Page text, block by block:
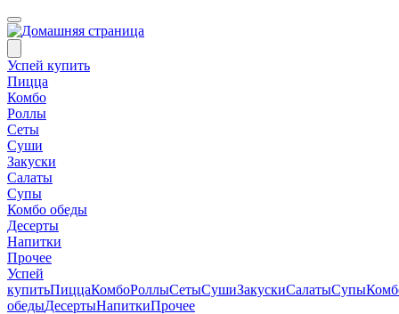
Успей купить
Пицца
Комбо
Роллы
Сеты
Суши
Закуски
Салаты
Супы
Комбо обеды
Десерты
Напитки
Прочее
Успей
купитьПиццаКомбоРоллыСетыСушиЗакускиСалатыСупы
обедыДесертыНапиткиПрочее